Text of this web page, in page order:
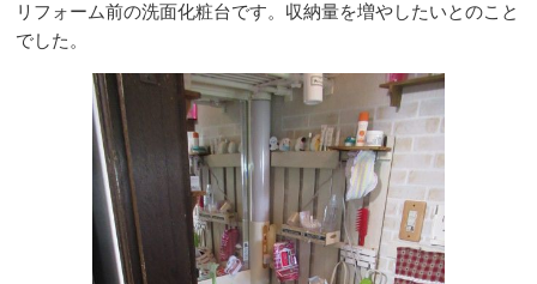
リフォーム前の洗面化粧台です。収納量を増やしたいとのこと
でした。